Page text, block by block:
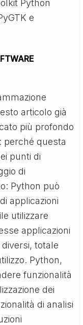
Python
e
articolo già
più profondo
perché questa
punti di
di
Python può
applicazioni
utilizzare
applicazioni
totale
Python,
funzionalità
dei
di analisi